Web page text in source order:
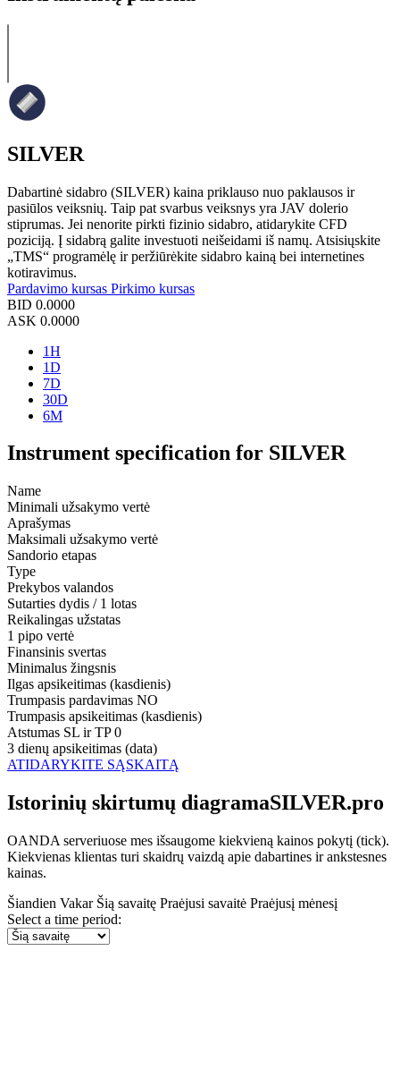
SILVER
Dabartinė sidabro (SILVER) kaina priklauso nuo paklausos ir
pasiūlos veiksnių. Taip pat svarbus veiksnys yra JAV dolerio
stiprumas. Jei nenorite pirkti fizinio sidabro, atidarykite CFD
poziciją. Į sidabrą galite investuoti neišeidami iš namų. Atsisiųskite
„TMS“ programėlę ir peržiūrėkite sidabro kainą bei internetines
kotiravimus.
Pardavimo kursas Pirkimo kursas
BID 0.0000
ASK 0.0000
1H
1D
7D
30D
6M
Instrument specification for SILVER
Name
Minimali užsakymo vertė
Aprašymas
Maksimali užsakymo vertė
Sandorio etapas
Type
Prekybos valandos
Sutarties dydis / 1 lotas
Reikalingas užstatas
1 pipo vertė
Finansinis svertas
Minimalus žingsnis
Ilgas apsikeitimas (kasdienis)
Trumpasis pardavimas NO
Trumpasis apsikeitimas (kasdienis)
Atstumas SL ir TP 0
3 dienų apsikeitimas (data)
ATIDARYKITE SĄSKAITĄ
Istorinių skirtumų diagramaSILVER.pro
OANDA serveriuose mes išsaugome kiekvieną kainos pokytį (tick).
Kiekvienas klientas turi skaidrų vaizdą apie dabartines ir ankstesnes
kainas.
Šiandien Vakar Šią savaitę Praėjusi savaitė Praėjusį mėnesį
Select a time period: